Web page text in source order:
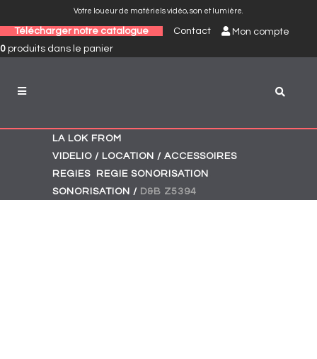
Votre loueur de matériels vidéo, son et lumière.
Télécharger notre catalogue Contact
Mon compte
0 produits dans le panier
LA LOK FROM
VIDELIO / LOCATION / ACCESSOIRES
REGIES
REGIE SONORISATION
SONORISATION / D&B Z5394